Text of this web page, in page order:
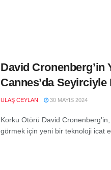
David Cronenberg’in
Cannes’da
ULAŞ CEYLAN 30 MAYIS 2024
Korku Otörü David
görmek için yeni bir teknoloji icat